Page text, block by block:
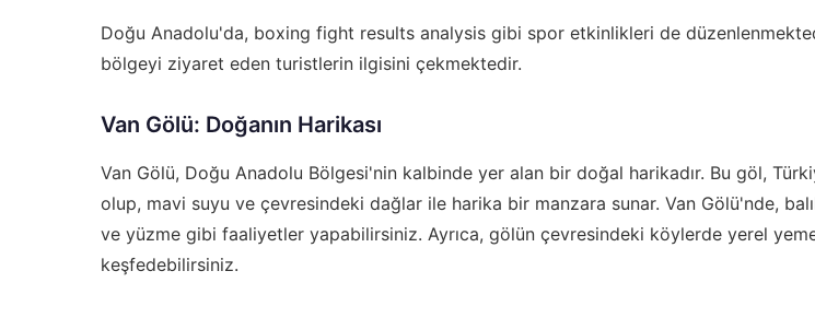
Doğu Anadolu'da, boxing fight results analysis gibi spor etkinlikleri de
bölgeyi ziyaret eden turistlerin ilgisini çekmektedir.
Van Gölü: Doğanın Harikası
Van Gölü, Doğu Anadolu Bölgesi'nin kalbinde yer alan bir doğal harikadır. Bu göl,
olup, mavi suyu ve çevresindeki dağlar ile harika bir manzara sunar. Van Gölü'nde,
ve yüzme gibi faaliyetler yapabilirsiniz. Ayrıca, gölün çevresindeki köylerde yerel
keşfedebilirsiniz.